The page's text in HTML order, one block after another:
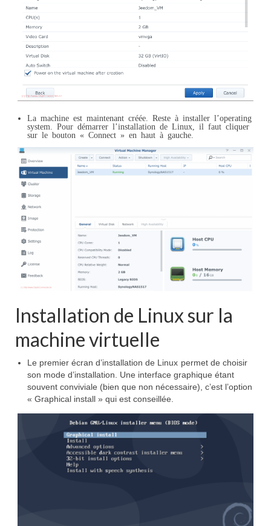
La machine est maintenant créée. Reste à installer l’operating
system. Pour démarrer l’installation de Linux, il faut cliquer
sur le bouton « Connect » en haut à gauche.
Installation de Linux sur la
machine virtuelle
Le premier écran d’installation de Linux permet de choisir
son mode d’installation. Une interface graphique étant
souvent conviviale (bien que non nécessaire), c’est l’option
« Graphical install » qui est conseillée.